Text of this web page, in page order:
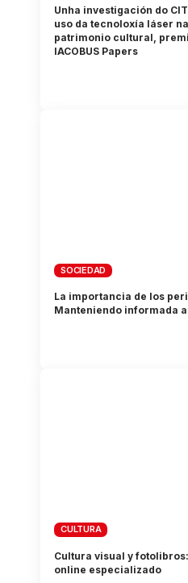
Unha investigación do
uso da tecnoloxía láser
patrimonio cultural,
IACOBUS Papers
SOCIEDAD
La importancia de los
Manteniendo informada
CULTURA
Cultura visual y
online especializado